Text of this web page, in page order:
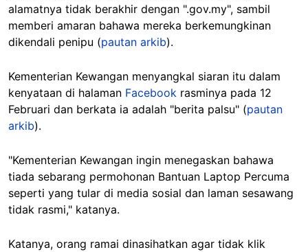
alamatnya tidak berakhir dengan ".gov.my", sambil
memberi amaran bahawa mereka berkemungkinan
dikendali penipu (pautan arkib).
Kementerian Kewangan menyangkal siaran itu dalam
kenyataan di halaman Facebook rasminya pada 12
Februari dan berkata ia adalah "berita palsu" (pautan
arkib).
"Kementerian Kewangan ingin menegaskan bahawa
tiada sebarang permohonan Bantuan Laptop Percuma
seperti yang tular di media sosial dan laman sesawang
tidak rasmi," katanya.
Katanya, orang ramai dinasihatkan agar tidak klik